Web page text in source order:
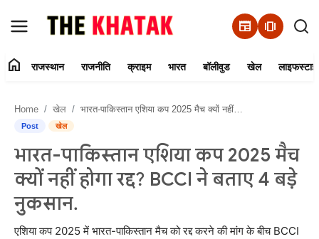
newspaper amp_stories
Contact Us
राजस्थान
राजनीति
क्राइम
home राजस्थान राजनीति क्राइम भारत बॉलीवुड खेल
Home खेल भारत-पाकिस्तान एशिया कप 2025 मैच क्यों नहीं होगा रद्द? BCCI ने बताए 4 बड़े नुकसान.
Post खेल
भारत-पाकिस्तान एशिया कप 2025 मैच
क्यों नहीं होगा रद्द? BCCI ने बताए 4 बड़े
नुकसान.
एशिया कप 2025 में भारत-पाकिस्तान मैच को रद्द करने की मांग के बीच BCCI